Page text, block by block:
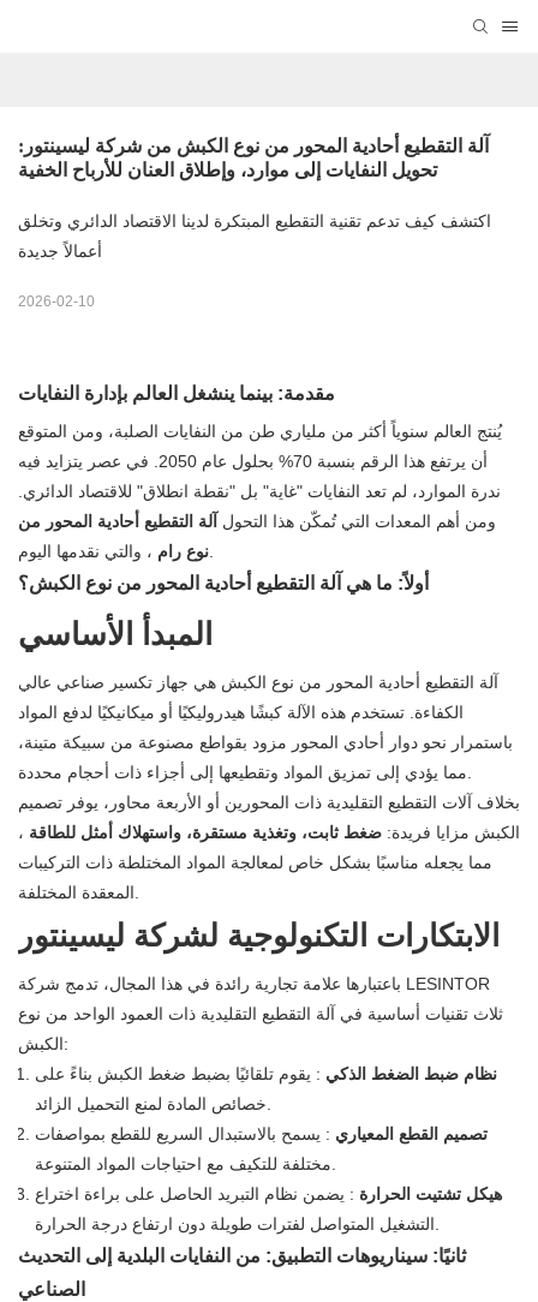
آلة التقطيع أحادية المحور من نوع الكبش من شركة ليسينتور:
تحويل النفايات إلى موارد، وإطلاق العنان للأرباح الخفية
اكتشف كيف تدعم تقنية التقطيع المبتكرة لدينا الاقتصاد الدائري وتخلق
أعمالاً جديدة
2026-02-10
مقدمة: بينما ينشغل العالم بإدارة النفايات
يُنتج العالم سنوياً أكثر من ملياري طن من النفايات الصلبة، ومن المتوقع
أن يرتفع هذا الرقم بنسبة 70% بحلول عام 2050. في عصر يتزايد فيه
ندرة الموارد، لم تعد النفايات "غاية" بل "نقطة انطلاق" للاقتصاد الدائري.
ومن أهم المعدات التي تُمكّن هذا التحول آلة التقطيع أحادية المحور من
نوع رام، والتي نقدمها اليوم.
أولاً: ما هي آلة التقطيع أحادية المحور من نوع الكبش؟
المبدأ الأساسي
آلة التقطيع أحادية المحور من نوع الكبش هي جهاز تكسير صناعي عالي
الكفاءة. تستخدم هذه الآلة كبشًا هيدروليكيًا أو ميكانيكيًا لدفع المواد
باستمرار نحو دوار أحادي المحور مزود بقواطع مصنوعة من سبيكة متينة،
مما يؤدي إلى تمزيق المواد وتقطيعها إلى أجزاء ذات أحجام محددة.
بخلاف آلات التقطيع التقليدية ذات المحورين أو الأربعة محاور، يوفر تصميم
الكبش مزايا فريدة: ضغط ثابت، وتغذية مستقرة، واستهلاك أمثل للطاقة ،
مما يجعله مناسبًا بشكل خاص لمعالجة المواد المختلطة ذات التركيبات
المعقدة المختلفة.
الابتكارات التكنولوجية لشركة ليسينتور
باعتبارها علامة تجارية رائدة في هذا المجال، تدمج شركة LESINTOR
ثلاث تقنيات أساسية في آلة التقطيع التقليدية ذات العمود الواحد من نوع
الكبش:
نظام ضبط الضغط الذكي : يقوم تلقائيًا بضبط ضغط الكبش بناءً على
خصائص المادة لمنع التحميل الزائد.
تصميم القطع المعياري : يسمح بالاستبدال السريع للقطع بمواصفات
مختلفة للتكيف مع احتياجات المواد المتنوعة.
هيكل تشتيت الحرارة : يضمن نظام التبريد الحاصل على براءة اختراع
التشغيل المتواصل لفترات طويلة دون ارتفاع درجة الحرارة.
ثانيًا: سيناريوهات التطبيق: من النفايات البلدية إلى التحديث
الصناعي